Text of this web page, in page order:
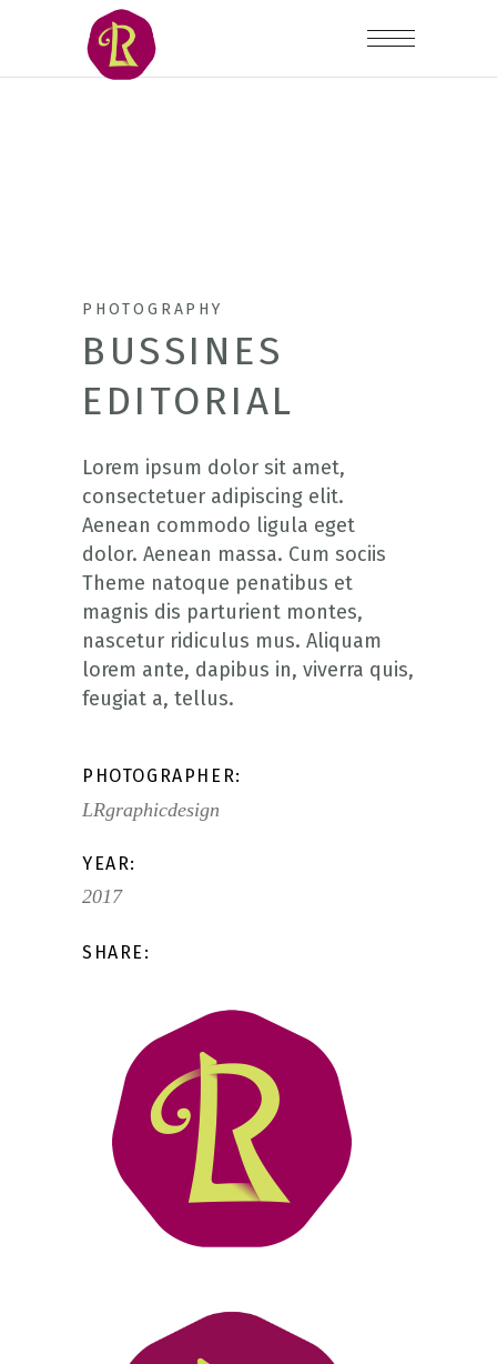
PHOTOGRAPHY
BUSSINES
EDITORIAL
Lorem ipsum dolor sit amet,
consectetuer adipiscing elit.
Aenean commodo ligula eget
dolor. Aenean massa. Cum sociis
Theme natoque penatibus et
magnis dis parturient montes,
nascetur ridiculus mus. Aliquam
lorem ante, dapibus in, viverra quis,
feugiat a, tellus.
PHOTOGRAPHER:
LRgraphicdesign
YEAR:
2017
SHARE: